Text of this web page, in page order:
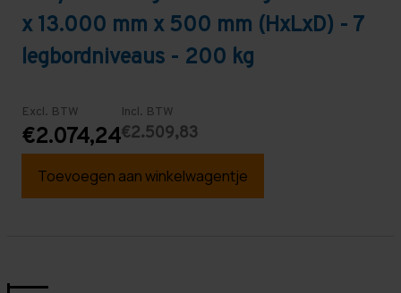
x 13.000 mm x 500 mm (HxLxD) - 7
legbordniveaus - 200 kg
Excl. BTW
€2.074,24
Incl. BTW
€2.509,83
Toevoegen aan winkelwagentje